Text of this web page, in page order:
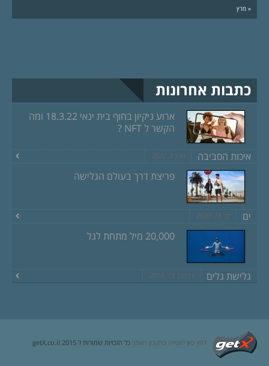
« מרץ
כתבות אחרונות
ארוע ניקיון בחוף בית ינאי 18.3.22 ומה
הקשר ל NFT ?
איכות הסביבה מרץ 8, 2022
פריצת דרך בעולם הגלישה
ים יוני 18, 2020
20,000 מיל מתחת לגל
גלישת גלים דצמבר 13, 2019
לחץ כאן לצפייה בתקנון האתר כל הזכויות שמורות ל getX.co.il 2015